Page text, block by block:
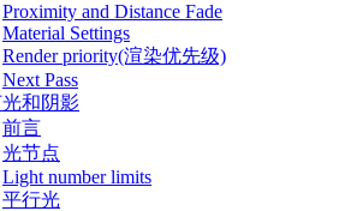
Proximity and Distance Fade
Material Settings
Render priority(渲染优先级)
Next Pass
和阴影
前言
光节点
Light number limits
平行光